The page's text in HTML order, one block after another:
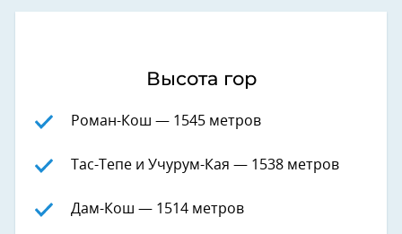
Высота гор
Роман-Кош — 1545 метров
Тас-Тепе и Учурум-Кая — 1538 метров
Дам-Кош — 1514 метров